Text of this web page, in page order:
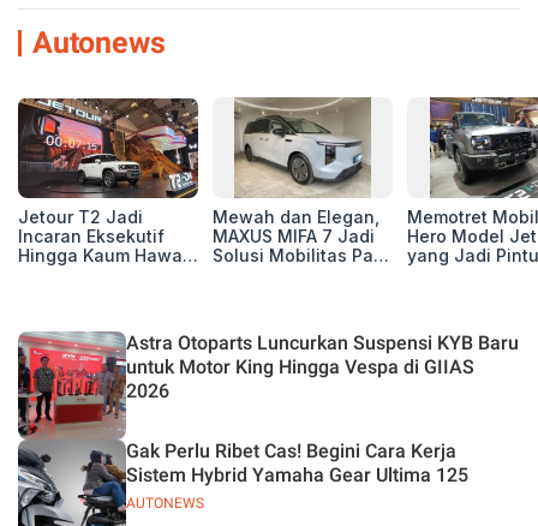
Autonews
Jetour T2 Jadi
Incaran Eksekutif
Hingga Kaum Hawa,
Mewah dan Elegan,
MAXUS MIFA 7 Jadi
Solusi Mobilitas Para
Memotret
Hero Model
yang Jadi Pintu
Astra Otoparts Luncurkan Suspensi KYB Baru
untuk Motor King Hingga Vespa di GIIAS
2026
AUTONEWS
Gak Perlu Ribet Cas! Begini Cara Kerja
Sistem Hybrid Yamaha Gear Ultima 125